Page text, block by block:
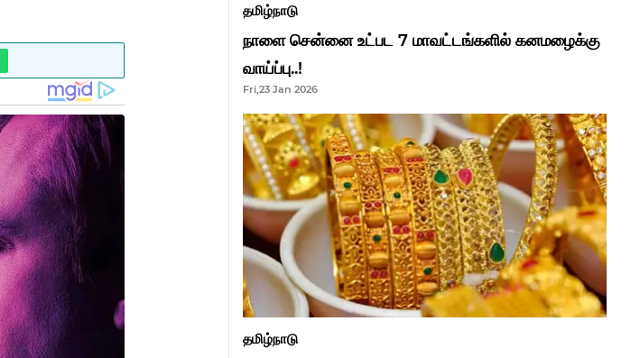
தமிழ்நாடு
நாளை சென்னை உட்பட 7 மாவட்டங்களில் கனமழைக்கு
வாய்ப்பு..!
Fri,23 Jan 2026
தமிழ்நாடு